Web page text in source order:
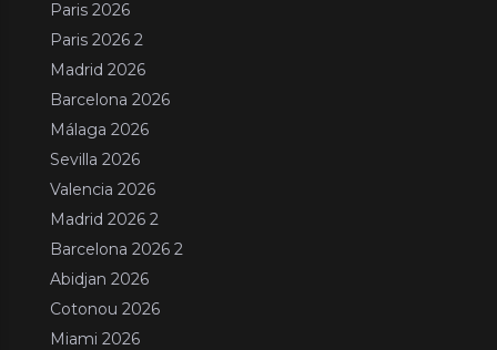
Paris 2026
Paris 2026 2
Madrid 2026
Barcelona 2026
Málaga 2026
Sevilla 2026
Valencia 2026
Madrid 2026 2
Barcelona 2026 2
Abidjan 2026
Cotonou 2026
Miami 2026